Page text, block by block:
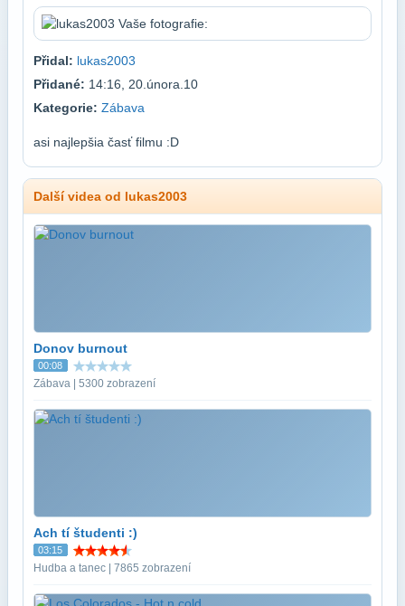
Přidal: lukas2003
Přidané: 14:16, 20.února.10
Kategorie: Zábava
asi najlepšia časť filmu :D
Další videa od lukas2003
Donov burnout
00:08
Zábava | 5300 zobrazení
Ach tí študenti :)
03:15
Hudba a tanec | 7865 zobrazení